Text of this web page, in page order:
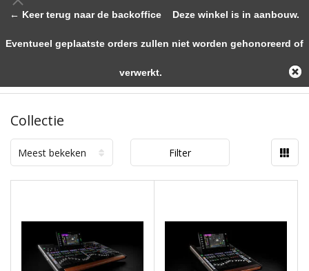
Collectie
Meest bekeken Filter
← Keer terug naar de backoffice Deze winkel is in aanbouw.
Eventueel geplaatste orders zullen niet worden gehonoreerd of
verwerkt.